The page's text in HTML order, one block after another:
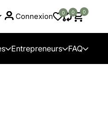
Connexion 0 0 0
Entrepreneurs FAQ